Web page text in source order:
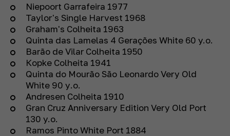
Niepoort Garrafeira 1977
Taylor's Single Harvest 1968
Graham's Colheita 1963
Quinta das Lamelas 4 Gerações White 60 y.o.
Barão de Vilar Colheita 1950
Корkе Colheita 1941
Quinta do Mourão São Leonardo Very Old
White 90 у.o.
Andresen Colheita 1910
Gran Cruz Anniversary Edition Very Old Port
130 y.o.
Ramos Pinto White Port 1884